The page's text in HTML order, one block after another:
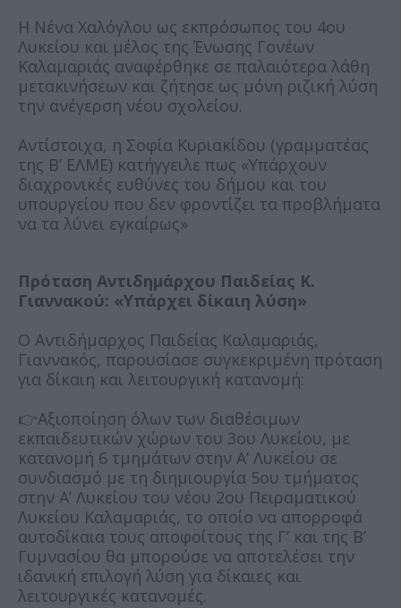
Η Νένα Χαλόγλου ως εκπρόσωπος του 4ου
Λυκείου και μέλος της Ένωσης Γονέων
Καλαμαριάς αναφέρθηκε σε παλαιότερα λάθη
μετακινήσεων και ζήτησε ως μόνη ριζική λύση
την ανέγερση νέου σχολείου.
Αντίστοιχα, η Σοφία Κυριακίδου (γραμματέας
της Β’ ΕΛΜΕ) κατήγγειλε πως «Υπάρχουν
διαχρονικές ευθύνες του δήμου και του
υπουργείου που δεν φροντίζει τα προβλήματα
να τα λύνει εγκαίρως»
Πρόταση Αντιδημάρχου Παιδείας Κ.
Γιαννακού: «Υπάρχει δίκαιη λύση»
Ο Αντιδήμαρχος Παιδείας Καλαμαριάς,
Γιαννακός, παρουσίασε συγκεκριμένη πρόταση
για δίκαιη και λειτουργική κατανομή:
👉Αξιοποίηση όλων των διαθέσιμων
εκπαιδευτικών χώρων του 3ου Λυκείου, με
κατανομή 6 τμημάτων στην Α’ Λυκείου σε
συνδιασμό με τη διημιουργία 5ου τμήματος
στην Α’ Λυκείου του νέου 2ου Πειραματικού
Λυκείου Καλαμαριάς, το οποίο να απορροφά
αυτοδίκαια τους αποφοίτους της Γ’ και της Β’
Γυμνασίου θα μπορούσε να αποτελέσει την
ιδανική επιλογή λύση για δίκαιες και
λειτουργικές κατανομές.